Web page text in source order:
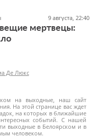
на выходные, наш сайт
На этой странице вас ждет
на которых в ближайшие
событий. С нашей
выходные в Белоярском и в
человеком.
9 августа, 22:40
мертвецы:
18+
Де Люкс